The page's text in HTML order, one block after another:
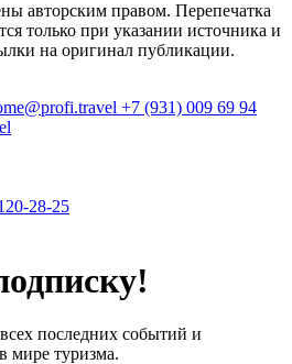
авторским правом. Перепечатка
только при указании источника и
на оригинал публикации.
+7 (931) 009 69 94
28-25
последних событий и
мире туризма.